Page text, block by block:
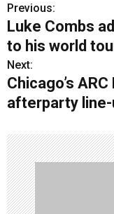
P
o
s
t
a
v
i
Previous:
Luke Combs
to his world
Next:
Chicago’s
afterparty line-